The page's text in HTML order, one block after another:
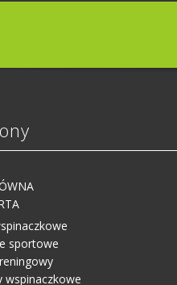
sportowe
wspinaczkowe